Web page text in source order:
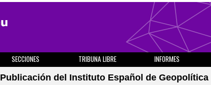
SECCIONES TRIBUNA LIBRE INFORMES
Publicación del Instituto Español de Geopolítica